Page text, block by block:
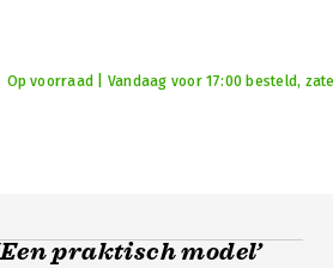
Op voorraad | Vandaag voor 17:00 besteld,
praktisch model’